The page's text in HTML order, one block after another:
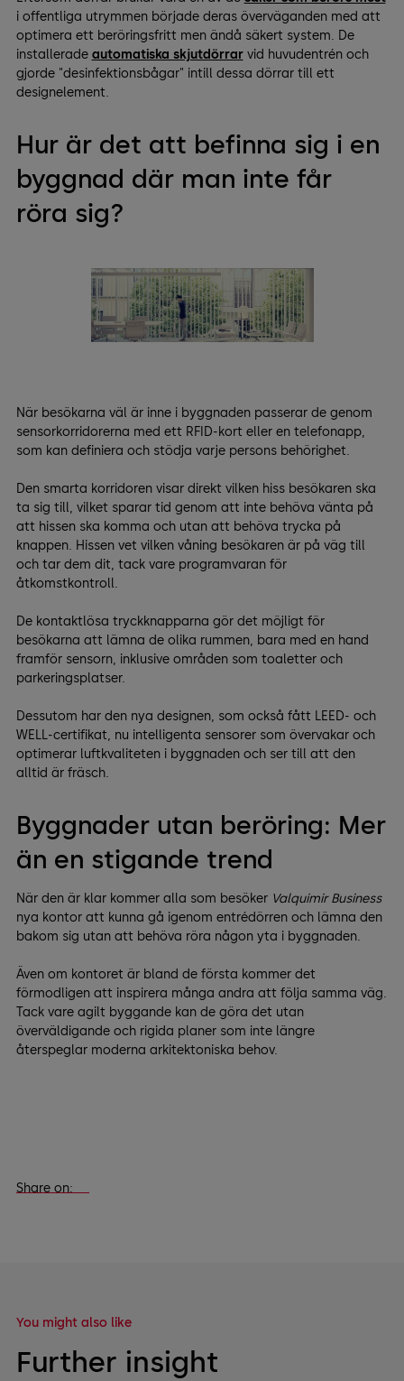
i offentliga utrymmen började deras överväganden med att
optimera ett beröringsfritt men ändå säkert system. De
installerade automatiska skjutdörrarvid huvudentrén och
gjorde "desinfektionsbågar" intill dessa dörrar till ett
designelement.
Hur är det att befinna sig i en
byggnad där man inte får
röra sig?
När besökarna väl är inne i byggnaden passerar de genom
sensorkorridorerna med ett RFID-kort eller en telefonapp,
som kan definiera och stödja varje persons behörighet.
Den smarta korridoren visar direkt vilken hiss besökaren ska
ta sig till, vilket sparar tid genom att inte behöva vänta på
att hissen ska komma och utan att behöva trycka på
knappen. Hissen vet vilken våning besökaren är på väg till
och tar dem dit, tack vare programvaran för
åtkomstkontroll.
De kontaktlösa tryckknapparna gör det möjligt för
besökarna att lämna de olika rummen, bara med en hand
framför sensorn, inklusive områden som toaletter och
parkeringsplatser.
Dessutom har den nya designen, som också fått LEED- och
WELL-certifikat, nu intelligenta sensorer som övervakar och
optimerar luftkvaliteten i byggnaden och ser till att den
alltid är fräsch.
Byggnader utan beröring: Mer
än en stigande trend
När den är klar kommer alla som besöker Valquimir Business
nya kontor att kunna gå igenom entrédörren och lämna den
bakom sig utan att behöva röra någon yta i byggnaden.
Även om kontoret är bland de första kommer det
förmodligen att inspirera många andra att följa samma väg.
Tack vare agilt byggande kan de göra det utan
överväldigande och rigida planer som inte längre
återspeglar moderna arkitektoniska behov.
Share on:
You might also like
Further insight